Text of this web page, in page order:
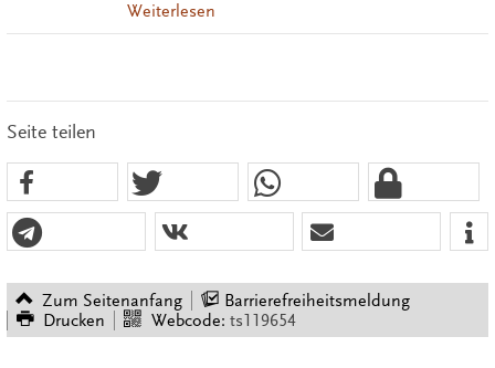
Weiterlesen
Seite teilen
Zum Seitenanfang
Barrierefreiheitsmeldung
Drucken
Webcode: ts119654